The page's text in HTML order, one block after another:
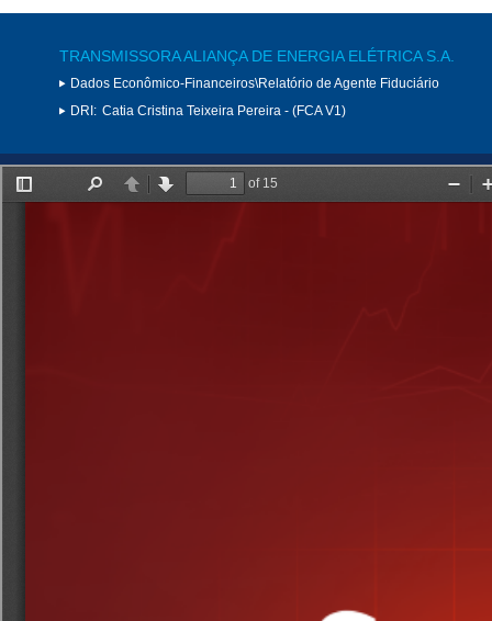
TRANSMISSORA ALIANÇA DE ENERGIA ELÉTRICA S.A.
Dados Econômico-Financeiros\Relatório de Agente Fiduciário
DRI: Catia Cristina Teixeira Pereira - (FCA V1)